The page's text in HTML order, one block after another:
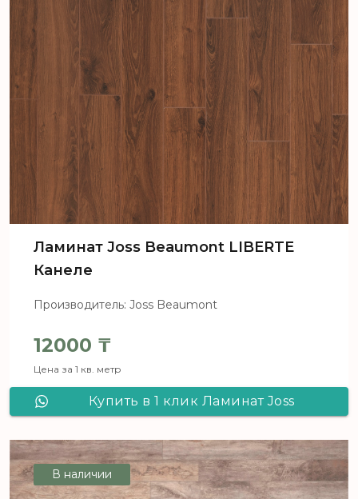
Ламинат Joss Beaumont LIBERTE
Канеле
Производитель: Joss Beaumont
12000 ₸
Цена за 1 кв. метр
Купить в 1 клик Ламинат Joss
В наличии